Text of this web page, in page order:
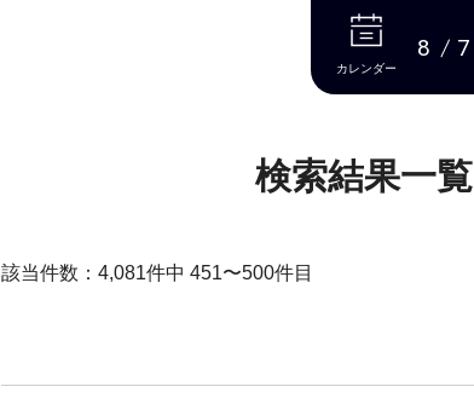
本文へ
カレンダー
8 7
検索結果一覧
該当件数：4,081件中 451〜500件目